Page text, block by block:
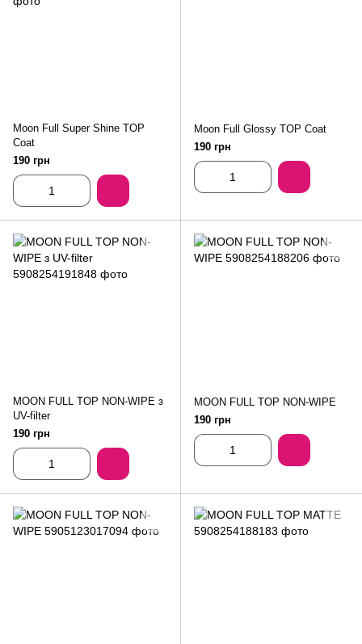
Moon Full Super Shine TOP
Coat
190 грн
Moon Full Glossy TOP Coat
190 грн
MOON FULL TOP NON-WIPE з
UV-filter
190 грн
MOON FULL TOP NON-WIPE
190 грн